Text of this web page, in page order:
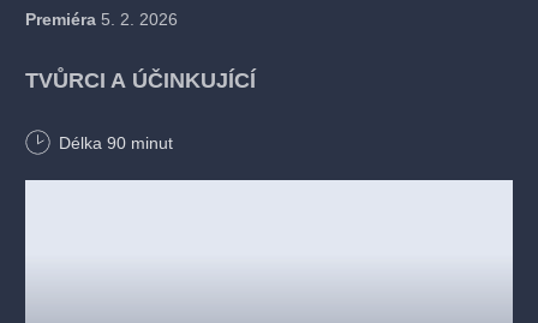
Premiéra 5. 2. 2026
TVŮRCI A ÚČINKUJÍCÍ
Autor:Jean-Pierre Martinez
Překlad
Režie: Josef Hervert
Délka 90 minut